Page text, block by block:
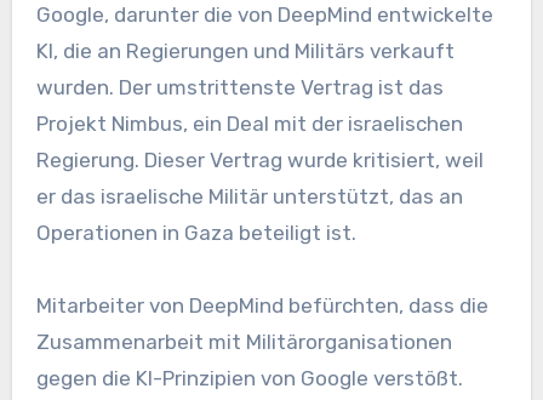
Google, darunter die von DeepMind entwickelte
KI, die an Regierungen und Militärs verkauft
wurden. Der umstrittenste Vertrag ist das
Projekt Nimbus, ein Deal mit der israelischen
Regierung. Dieser Vertrag wurde kritisiert, weil
er das israelische Militär unterstützt, das an
Operationen in Gaza beteiligt ist.
Mitarbeiter von DeepMind befürchten, dass die
Zusammenarbeit mit Militärorganisationen
gegen die KI-Prinzipien von Google verstößt.